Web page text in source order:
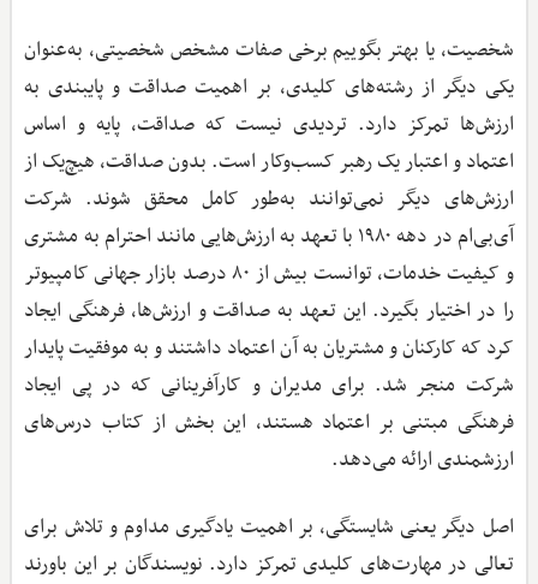
شخصیت، یا بهتر بگوییم برخی صفات مشخص شخصیتی، به‌عنوان
یکی دیگر از رشته‌های کلیدی، بر اهمیت صداقت و پایبندی به
ارزش‌ها تمرکز دارد. تردیدی نیست که صداقت، پایه و اساس
اعتماد و اعتبار یک رهبر کسب‌وکار است. بدون صداقت، هیچ‌یک از
ارزش‌های دیگر نمی‌توانند به‌طور کامل محقق شوند. شرکت
آی‌بی‌ام در دهه ۱۹۸۰ با تعهد به ارزش‌هایی مانند احترام به مشتری
و کیفیت خدمات، توانست بیش از ۸۰ درصد بازار جهانی کامپیوتر
را در اختیار بگیرد. این تعهد به صداقت و ارزش‌ها، فرهنگی ایجاد
کرد که کارکنان و مشتریان به آن اعتماد داشتند و به موفقیت پایدار
شرکت منجر شد. برای مدیران و کارآفرینانی که در پی ایجاد
فرهنگی مبتنی بر اعتماد هستند، این بخش از کتاب درس‌های
ارزشمندی ارائه می‌دهد.
اصل دیگر یعنی شایستگی، بر اهمیت یادگیری مداوم و تلاش برای
تعالی در مهارت‌های کلیدی تمرکز دارد. نویسندگان بر این باورند